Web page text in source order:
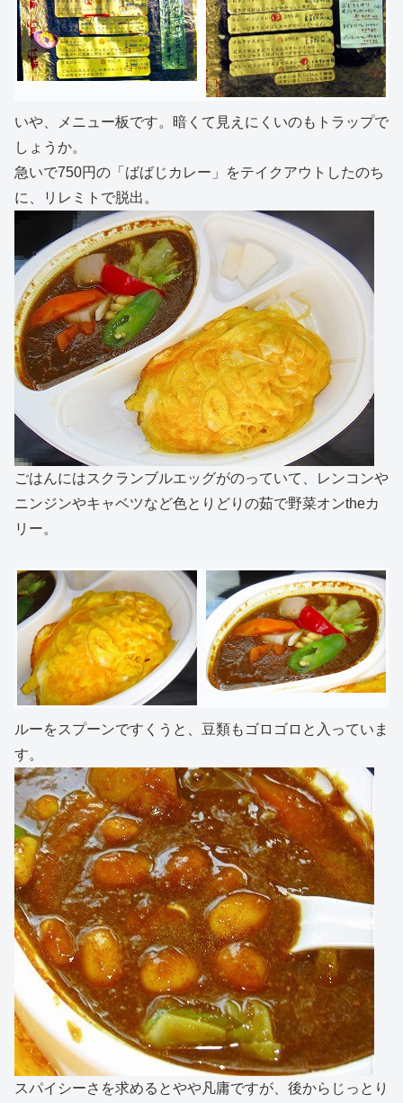
いや、メニュー板です。暗くて見えにくいのもトラップで
しょうか。
急いで750円の「ばばじカレー」をテイクアウトしたのち
に、リレミトで脱出。
ごはんにはスクランブルエッグがのっていて、レンコンや
ニンジンやキャベツなど色とりどりの茹で野菜オンtheカ
リー。
ルーをスプーンですくうと、豆類もゴロゴロと入っていま
す。
スパイシーさを求めるとやや凡庸ですが、後からじっとり